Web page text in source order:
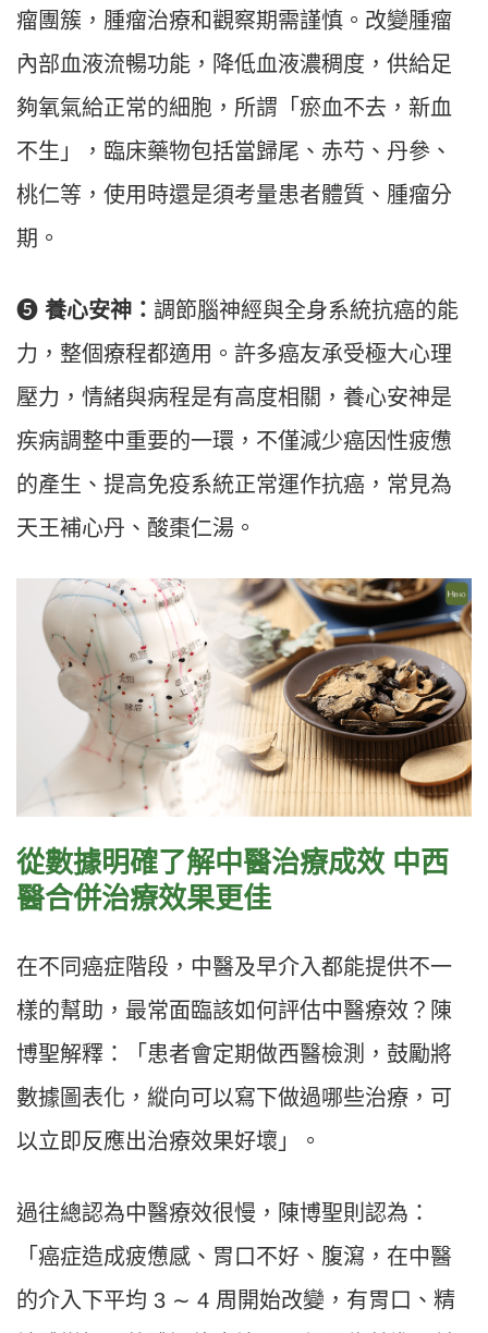
瘤團簇，腫瘤治療和觀察期需謹慎。改變腫瘤
內部血液流暢功能，降低血液濃稠度，供給足
夠氧氣給正常的細胞，所謂「瘀血不去，新血
不生」，臨床藥物包括當歸尾、赤芍、丹參、
桃仁等，使用時還是須考量患者體質、腫瘤分
期。
❺ 養心安神： 調節腦神經與全身系統抗癌的能
力，整個療程都適用。許多癌友承受極大心理
壓力，情緒與病程是有高度相關，養心安神是
疾病調整中重要的一環，不僅減少癌因性疲憊
的產生、提高免疫系統正常運作抗癌，常見為
天王補心丹、酸棗仁湯。
從數據明確了解中醫治療成效 中西
醫合併治療效果更佳
在不同癌症階段，中醫及早介入都能提供不一
樣的幫助，最常面臨該如何評估中醫療效？陳
博聖解釋：「患者會定期做西醫檢測，鼓勵將
數據圖表化，縱向可以寫下做過哪些治療，可
以立即反應出治療效果好壞」。
過往總認為中醫療效很慢，陳博聖則認為：
「癌症造成疲憊感、胃口不好、腹瀉，在中醫
的介入下平均 3 ∼ 4 周開始改變，有胃口、精